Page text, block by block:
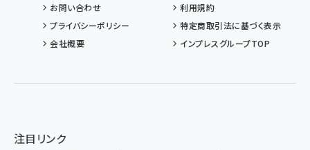
お問い合わせ
利用規約
プライバシーポリシー
特定商取引法に基づく表示
会社概要
インプレスグループTOP
注目リンク